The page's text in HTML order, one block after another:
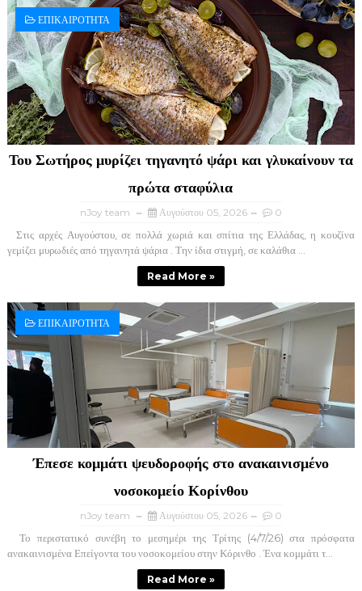
ΕΠΙΚΑΙΡΟΤΗΤΑ
Του Σωτήρος μυρίζει τηγανητό ψάρι και γλυκαίνουν τα
πρώτα σταφύλια
nJoy team Αυγούστου 05, 2026 0
Στις αρχές Αυγούστου, σε πολλά χωριά και σπίτια της Ελλάδας, η κουζίνα
γεμίζει μυρωδιές από τηγανητά ψάρια . Την ίδια στιγμή, σε καλάθια ...
Read More »
ΕΠΙΚΑΙΡΟΤΗΤΑ
Έπεσε κομμάτι ψευδοροφής στο ανακαινισμένο
νοσοκομείο Κορίνθου
nJoy team Αυγούστου 05, 2026 0
Το περιστατικό συνέβη το μεσημέρι της Τρίτης (4/7/26) στα πρόσφατα
ανακαινισμένα Επείγοντα του νοσοκομείου στην Κόρινθο . Ένα κομμάτι τ...
Read More »